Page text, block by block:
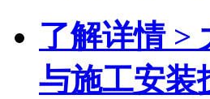
了解详情 >
与施工安装